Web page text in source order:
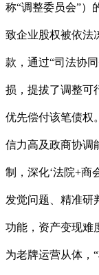
称“调整委员会”）
致企业股权被依法
款，通过“司法协
损，提拔了调整可
优先偿付该笔债权
信力高及政商协调
制，深化‘法院+商
发觉问题、精准研
功能，资产变现难
为老牌运营从体，